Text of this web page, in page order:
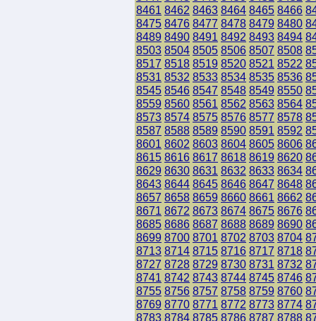
8461 8462 8463 8464 8465 8466
8475 8476 8477 8478 8479 8480
8489 8490 8491 8492 8493 8494
8503 8504 8505 8506 8507 8508
8517 8518 8519 8520 8521 8522
8531 8532 8533 8534 8535 8536
8545 8546 8547 8548 8549 8550
8559 8560 8561 8562 8563 8564
8573 8574 8575 8576 8577 8578
8587 8588 8589 8590 8591 8592
8601 8602 8603 8604 8605 8606
8615 8616 8617 8618 8619 8620
8629 8630 8631 8632 8633 8634
8643 8644 8645 8646 8647 8648
8657 8658 8659 8660 8661 8662
8671 8672 8673 8674 8675 8676
8685 8686 8687 8688 8689 8690
8699 8700 8701 8702 8703 8704
8713 8714 8715 8716 8717 8718
8727 8728 8729 8730 8731 8732
8741 8742 8743 8744 8745 8746
8755 8756 8757 8758 8759 8760
8769 8770 8771 8772 8773 8774
8783 8784 8785 8786 8787 8788